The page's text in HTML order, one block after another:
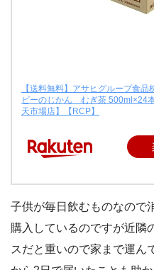
【送料無料】アサヒグループ食
ビーのじかん むぎ茶 500ml×24
天市場店】【RCP】
子供が毎日飲むものなので
購入しているのですが近隣
スだと重いので家まで運ん